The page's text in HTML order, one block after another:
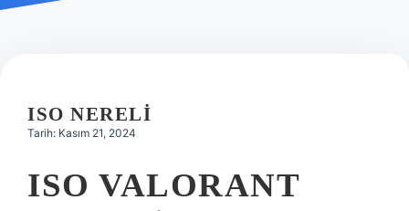
Hakkımızda
ISO NERELI
Tarih: Kasım 21, 2024
ISO VALORANT